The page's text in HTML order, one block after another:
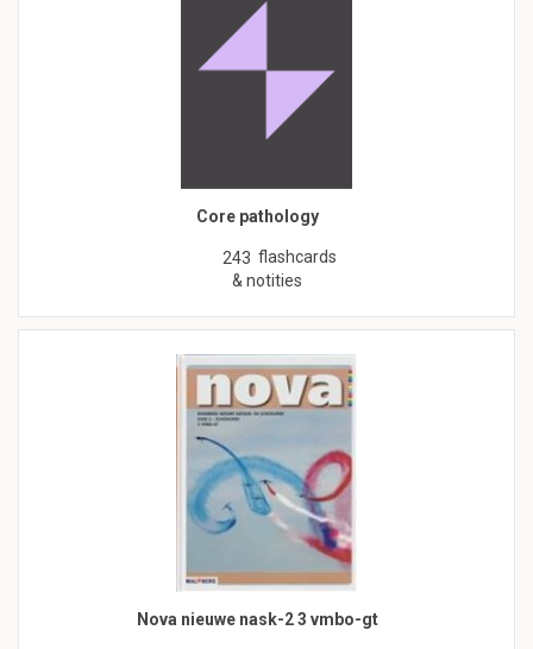
Core pathology
243 flashcards
& notities
Nova nieuwe nask-2 3 vmbo-gt